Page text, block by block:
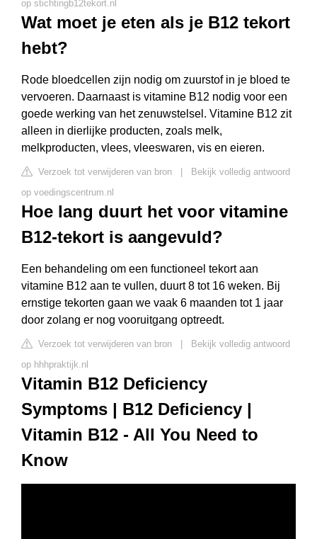
op stichtingb12tekort.nl
Wat moet je eten als je B12 tekort
hebt?
Rode bloedcellen zijn nodig om zuurstof in je bloed te
vervoeren. Daarnaast is vitamine B12 nodig voor een
goede werking van het zenuwstelsel. Vitamine B12 zit
alleen in dierlijke producten, zoals melk,
melkproducten, vlees, vleeswaren, vis en eieren.
Verzoek tot verwijderen van bron
Bekijk volledig antwoord
op voedingscentrum.nl
Hoe lang duurt het voor vitamine
B12-tekort is aangevuld?
Een behandeling om een functioneel tekort aan
vitamine B12 aan te vullen, duurt 8 tot 16 weken. Bij
ernstige tekorten gaan we vaak 6 maanden tot 1 jaar
door zolang er nog vooruitgang optreedt.
Verzoek tot verwijderen van bron
Bekijk volledig antwoord
op hhhpraktijk.nl
Vitamin B12 Deficiency
Symptoms | B12 Deficiency |
Vitamin B12 - All You Need to
Know